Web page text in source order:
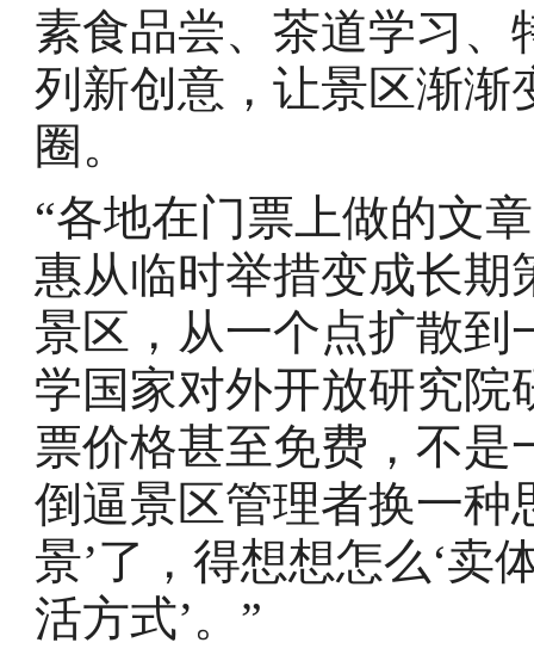
素食品尝、茶道学习
列新创意，让景区渐渐
圈。
“各地在门票上做的文
惠从临时举措变成长期
景区，从一个点扩散到
学国家对外开放研究院
票价格甚至免费，不
倒逼景区管理者换一
景’了，得想想怎么‘卖
活方式’。”